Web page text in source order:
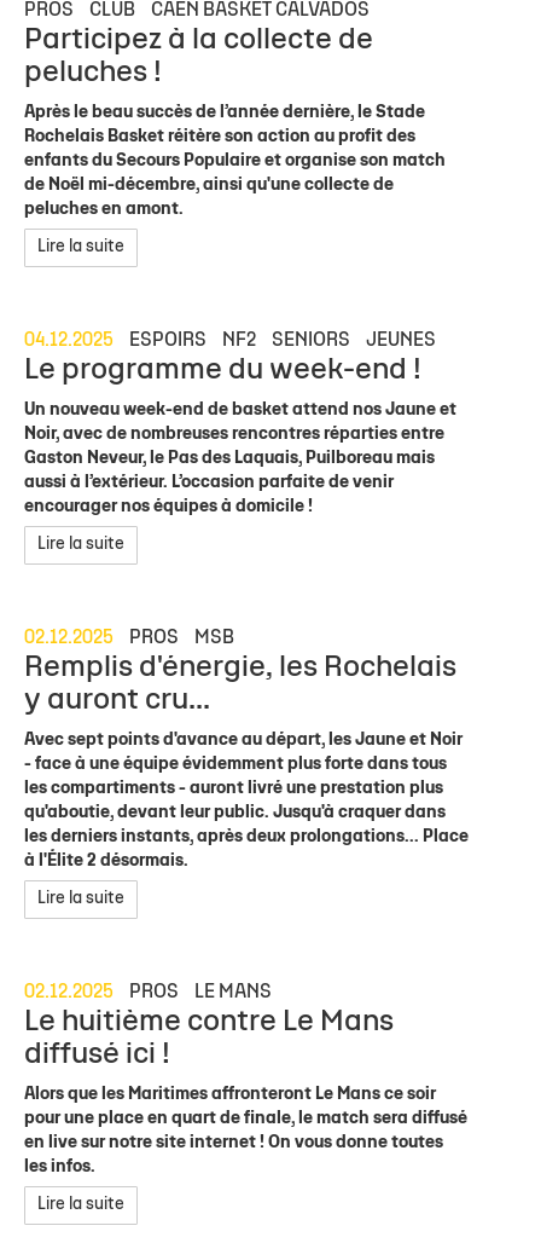
PROS
CLUB CAEN BASKET CALVADOS
Participez à la collecte de
peluches !
Après le beau succès de l’année dernière, le Stade
Rochelais Basket réitère son action au profit des
enfants du Secours Populaire et organise son match
de Noël mi-décembre, ainsi qu'une collecte de
peluches en amont.
Lire la suite
04.12.2025 ESPOIRS NF2 SENIORS JEUNES
Le programme du week-end !
Un nouveau week-end de basket attend nos Jaune et
Noir, avec de nombreuses rencontres réparties entre
Gaston Neveur, le Pas des Laquais, Puilboreau mais
aussi à l’extérieur. L’occasion parfaite de venir
encourager nos équipes à domicile !
Lire la suite
02.12.2025 PROS MSB
Remplis d'énergie, les Rochelais
y auront cru...
Avec sept points d'avance au départ, les Jaune et Noir
- face à une équipe évidemment plus forte dans tous
les compartiments - auront livré une prestation plus
qu'aboutie, devant leur public. Jusqu'à craquer dans
les derniers instants, après deux prolongations... Place
à l'Élite 2 désormais.
Lire la suite
02.12.2025 PROS LE MANS
Le huitième contre Le Mans
diffusé ici !
Alors que les Maritimes affronteront Le Mans ce soir
pour une place en quart de finale, le match sera diffusé
en live sur notre site internet ! On vous donne toutes
les infos.
Lire la suite